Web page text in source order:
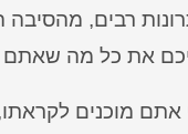
רבים,
את כל מה שאתם
אתם מוכנים